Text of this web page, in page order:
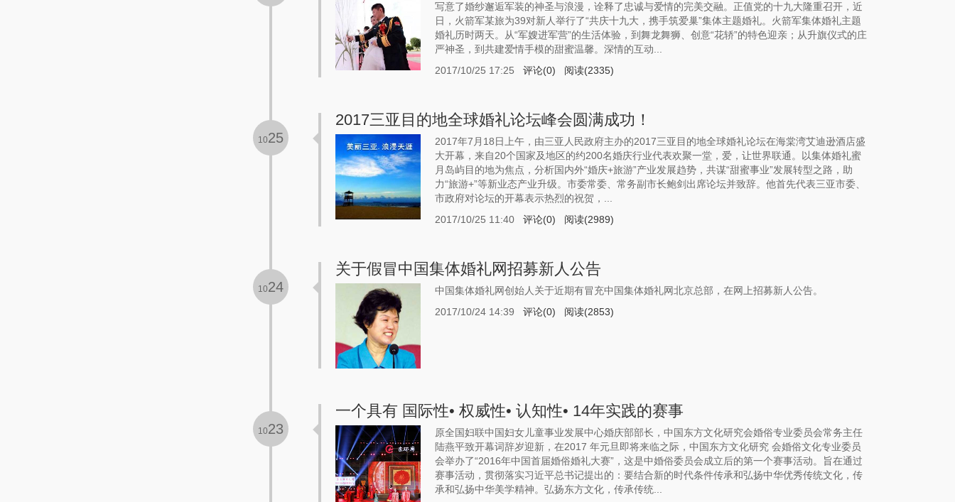
写意了婚纱邂逅军装的神圣与浪漫，诠释了忠诚与爱情的完美交融。正值党的十九大隆重召开，近
日，火箭军某旅为39对新人举行了“共庆十九大，携手筑爱巢”集体主题婚礼。火箭军集体婚礼主题
婚礼历时两天。从“军嫂进军营”的生活体验，到舞龙舞狮、创意“花轿”的特色迎亲；从升旗仪式的庄
严神圣，到共建爱情手模的甜蜜温馨。深情的互动...
2017/10/25 17:25 评论(0) 阅读(2335)
1025
2017三亚目的地全球婚礼论坛峰会圆满成功！
2017年7月18日上午，由三亚人民政府主办的2017三亚目的地全球婚礼论坛在海棠湾艾迪逊酒店盛
大开幕，来自20个国家及地区的约200名婚庆行业代表欢聚一堂，爱，让世界联通。以集体婚礼蜜
月岛屿目的地为焦点，分析国内外“婚庆+旅游”产业发展趋势，共谋“甜蜜事业”发展转型之路，助
力“旅游+”等新业态产业升级。市委常委、常务副市长鲍剑出席论坛并致辞。他首先代表三亚市委、
市政府对论坛的开幕表示热烈的祝贺，...
2017/10/25 11:40 评论(0) 阅读(2989)
1024
关于假冒中国集体婚礼网招募新人公告
中国集体婚礼网创始人关于近期有冒充中国集体婚礼网北京总部，在网上招募新人公告。
2017/10/24 14:39 评论(0) 阅读(2853)
1023
一个具有 国际性• 权威性• 认知性• 14年实践的赛事
原全国妇联中国妇女儿童事业发展中心婚庆部部长，中国东方文化研究会婚俗专业委员会常务主任
陆燕平致开幕词辞岁迎新，在2017 年元旦即将来临之际，中国东方文化研究 会婚俗文化专业委员
会举办了“2016年中国首届婚俗婚礼大赛”，这是中婚俗委员会成立后的第一个赛事活动。旨在通过
赛事活动，贯彻落实习近平总书记提出的：要结合新的时代条件传承和弘扬中华优秀传统文化，传
承和弘扬中华美学精神。弘扬东方文化，传承传统...